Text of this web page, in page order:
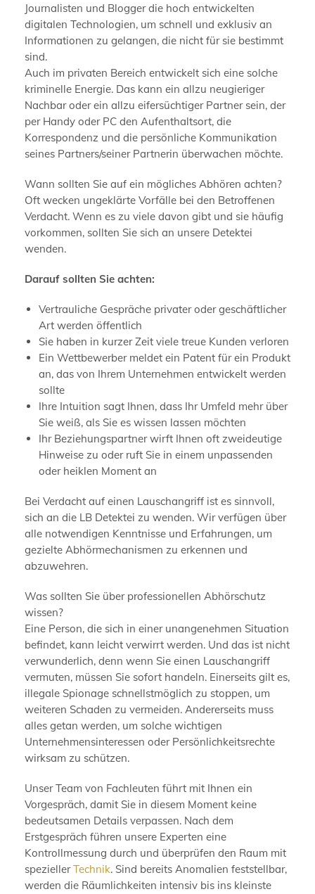
Journalisten und Blogger die hoch entwickelten
digitalen Technologien, um schnell und exklusiv an
Informationen zu gelangen, die nicht für sie bestimmt
sind.
Auch im privaten Bereich entwickelt sich eine solche
kriminelle Energie. Das kann ein allzu neugieriger
Nachbar oder ein allzu eifersüchtiger Partner sein, der
per Handy oder PC den Aufenthaltsort, die
Korrespondenz und die persönliche Kommunikation
seines Partners/seiner Partnerin überwachen möchte.
Wann sollten Sie auf ein mögliches Abhören achten?
Oft wecken ungeklärte Vorfälle bei den Betroffenen
Verdacht. Wenn es zu viele davon gibt und sie häufig
vorkommen, sollten Sie sich an unsere Detektei
wenden.
Darauf sollten Sie achten:
Vertrauliche Gespräche privater oder geschäftlicher
Art werden öffentlich
Sie haben in kurzer Zeit viele treue Kunden verloren
Ein Wettbewerber meldet ein Patent für ein Produkt
an, das von Ihrem Unternehmen entwickelt werden
sollte
Ihre Intuition sagt Ihnen, dass Ihr Umfeld mehr über
Sie weiß, als Sie es wissen lassen möchten
Ihr Beziehungspartner wirft Ihnen oft zweideutige
Hinweise zu oder ruft Sie in einem unpassenden
oder heiklen Moment an
Bei Verdacht auf einen Lauschangriff ist es sinnvoll,
sich an die LB Detektei zu wenden. Wir verfügen über
alle notwendigen Kenntnisse und Erfahrungen, um
gezielte Abhörmechanismen zu erkennen und
abzuwehren.
Was sollten Sie über professionellen Abhörschutz
wissen?
Eine Person, die sich in einer unangenehmen Situation
befindet, kann leicht verwirrt werden. Und das ist nicht
verwunderlich, denn wenn Sie einen Lauschangriff
vermuten, müssen Sie sofort handeln. Einerseits gilt es,
illegale Spionage schnellstmöglich zu stoppen, um
weiteren Schaden zu vermeiden. Andererseits muss
alles getan werden, um solche wichtigen
Unternehmensinteressen oder Persönlichkeitsrechte
wirksam zu schützen.
Unser Team von Fachleuten führt mit Ihnen ein
Vorgespräch, damit Sie in diesem Moment keine
bedeutsamen Details verpassen. Nach dem
Erstgespräch führen unsere Experten eine
Kontrollmessung durch und überprüfen den Raum mit
speziellerTechnik. Sind bereits Anomalien feststellbar,
werden die Räumlichkeiten intensiv bis ins kleinste